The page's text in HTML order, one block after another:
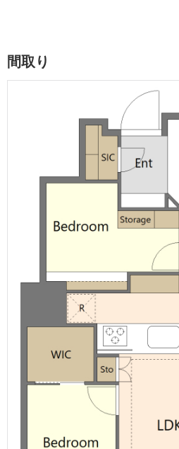
間取り